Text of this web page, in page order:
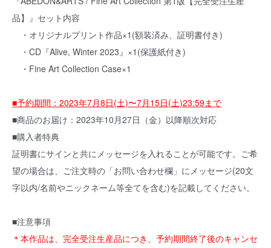
品】』セット内容
・オリジナルプリント作品×1(額装済み、証明書付き)
・CD『Alive, Winter 2023』×1(保護紙付き)
・Fine Art Collection Case×1
■予約期間：2023年7月8日(土)〜7月15日(土)23:59まで
■商品のお届け：2023年10月27日（金）以降順次対応
■購入者特典
証明書にサインと共にメッセージを入れることが可能です。ご希
望の場合は、ご注文時の「お問い合わせ欄」にメッセージ(20文
字以内/名前やニックネーム等全てを含む)を記載してください。
■注意事項
＊本作品は、完全受注生産品につき、予約期間終了後のキャンセ